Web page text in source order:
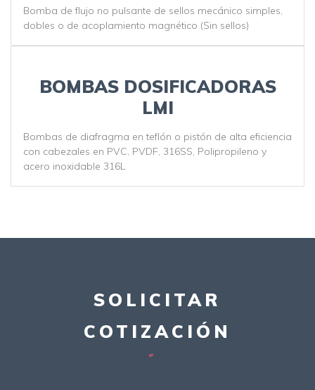
Bomba de flujo no pulsante de sellos mecánico simples,
dobles o de acoplamiento magnético (Sin sellos)
BOMBAS DOSIFICADORAS
LMI
Bombas de diafragma en teflón o pistón de alta eficiencia
con cabezales en PVC, PVDF, 316SS, Polipropileno y
acero inoxidable 316L
SOLICITAR
COTIZACIÓN